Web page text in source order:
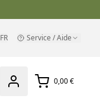
FR Service / Aide
0,00 €